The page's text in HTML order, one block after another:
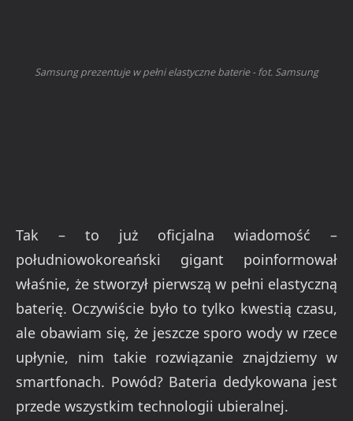
Samsung prezentuje w pełni elastyczne baterie - fot. Samsung
Tak – to już oficjalna wiadomość –
południowokoreański gigant poinformował
właśnie, że stworzył pierwszą w pełni elastyczną
baterię. Oczywiście było to tylko kwestią czasu,
ale obawiam się, że jeszcze sporo wody w rzece
upłynie, nim takie rozwiązanie znajdziemy w
smartfonach. Powód? Bateria dedykowana jest
przede wszystkim technologii ubieralnej.